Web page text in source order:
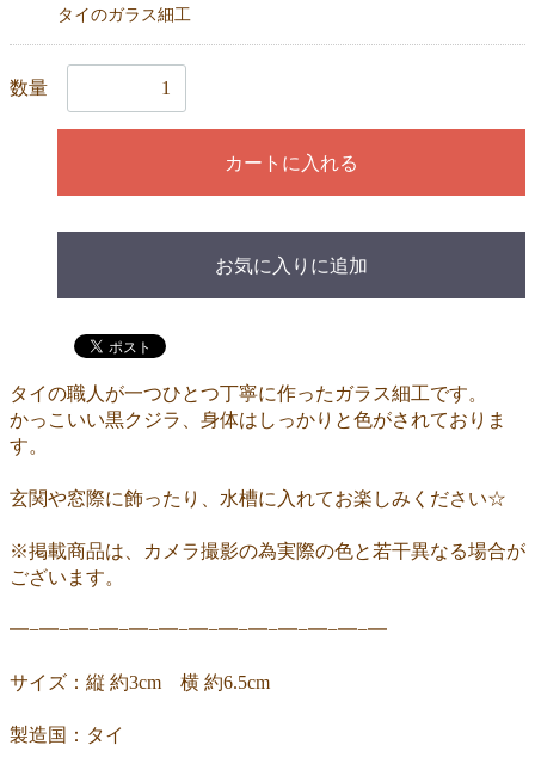
タイのガラス細工
数量
カートに入れる
お気に入りに追加
タイの職人が一つひとつ丁寧に作ったガラス細工です。
かっこいい黒クジラ、身体はしっかりと色がされておりま
す。
玄関や窓際に飾ったり、水槽に入れてお楽しみください☆
※掲載商品は、カメラ撮影の為実際の色と若干異なる場合が
ございます。
━−━−━−━−━−━−━−━−━−━−━−━−━
サイズ：縦 約3cm 横 約6.5cm
製造国：タイ